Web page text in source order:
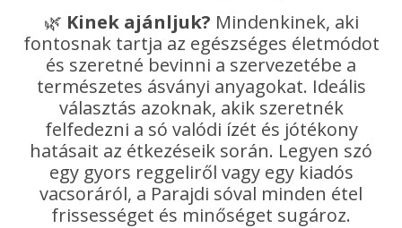
🌿 Kinek ajánljuk? Mindenkinek, aki
fontosnak tartja az egészséges életmódot
és szeretné bevinni a szervezetébe a
természetes ásványi anyagokat. Ideális
választás azoknak, akik szeretnék
felfedezni a só valódi ízét és jótékony
hatásait az étkezéseik során. Legyen szó
egy gyors reggeliről vagy egy kiadós
vacsoráról, a Parajdi sóval minden étel
frissességet és minőséget sugároz.